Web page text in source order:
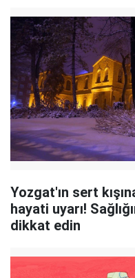
Yozgat'ın sert
hayati uyarı!
dikkat edin